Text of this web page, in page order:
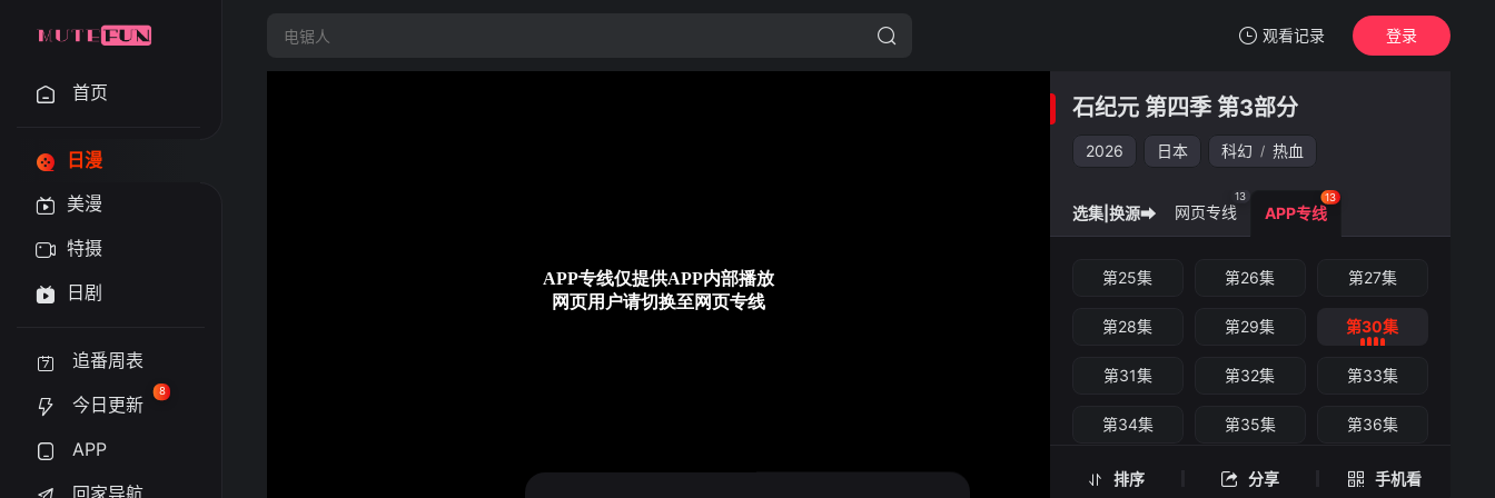
观看记录
我的观影记录
第30集
石纪元 第四季 第3部分
登录
首页
日漫
美漫
特摄
日剧
追番周表
今日更新
8
APP
回家导航
石纪元 第四季 第3部分
2026 日本 科幻 / 热血
排序 分享 手机看
石纪元 第四季 第3部分 -第30集
选集|换源➡ 网页专线
13
APP专线
13
第25集 第26集 第27集
第28集 第29集 第30集
第31集 第32集 第33集
第34集 第35集 第36集
第37集